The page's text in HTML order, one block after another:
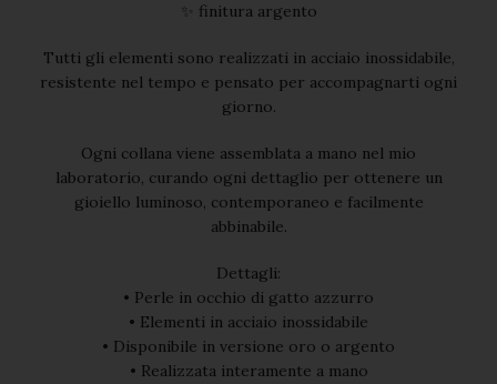
✨ finitura argento
Tutti gli elementi sono realizzati in acciaio inossidabile,
resistente nel tempo e pensato per accompagnarti ogni
giorno.
Ogni collana viene assemblata a mano nel mio
laboratorio, curando ogni dettaglio per ottenere un
gioiello luminoso, contemporaneo e facilmente
abbinabile.
Dettagli:
• Perle in occhio di gatto azzurro
• Elementi in acciaio inossidabile
• Disponibile in versione oro o argento
• Realizzata interamente a mano